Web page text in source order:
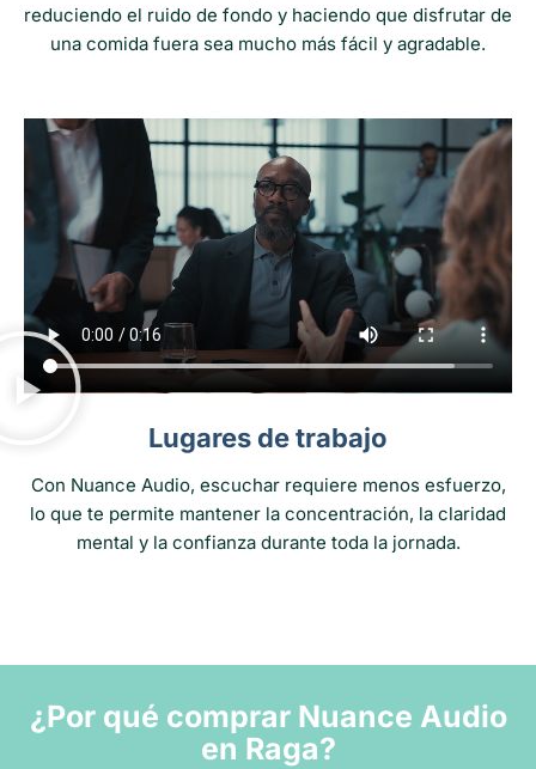
reduciendo el ruido de fondo y haciendo que disfrutar de
una comida fuera sea mucho más fácil y agradable.
Lugares de trabajo
Con Nuance Audio, escuchar requiere menos esfuerzo,
lo que te permite mantener la concentración, la claridad
mental y la confianza durante toda la jornada.
¿Por qué comprar Nuance Audio
en Raga?